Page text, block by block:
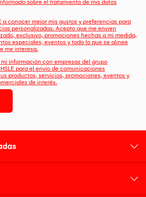
sobre el tratamiento de mis datos
a conocer mejor mis gustos y preferencias para
personalizadas. Acepto que me envien
exclusivo, promociones hechas a mi medida,
especiales, eventos y todo lo que se alinee
me interesa.
información con empresas del grupo
para el envío de comunicaciones
productos, servicios, promociones, eventos y
de interés.